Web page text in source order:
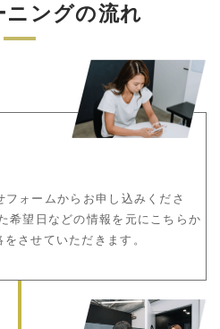
ニングの流れ
ォームからお申し込みくださ
希望日などの情報を元にこちらか
させていただきます。